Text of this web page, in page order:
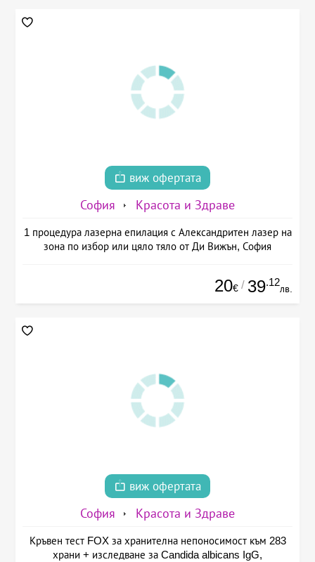
виж офертата
София Красота и Здраве
1 процедура лазерна епилация с Александритен лазер на
зона по избор или цяло тяло от Ди Вижън, София
20€ / 39.12
лв.
виж офертата
София Красота и Здраве
Кръвен тест FOX за хранителна непоносимост към 283
храни + изследване за Candida albicans IgG,